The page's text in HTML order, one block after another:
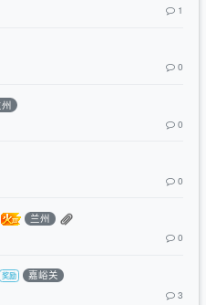
1
0
0
0
兰州
0
嘉峪关
3